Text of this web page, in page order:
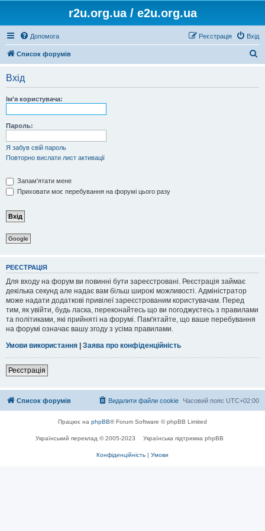
r2u.org.ua / e2u.org.ua
Допомога Вхід
Реєстрація
Список форумів
Вхід
Ім'я користувача:
Пароль:
Я забув свій пароль
Повторно вислати лист активації
Запам'ятати мене
Приховати моє перебування на форумі цього разу
Google
РЕЄСТРАЦІЯ
Для входу на форум ви повинні бути зареєстровані. Реєстрація займає
декілька секунд але надає вам більш широкі можливості. Адміністратор
може надати додаткові привілеї зареєстрованим користувачам. Перед
тим, як увійти, будь ласка, переконайтесь що ви погоджуєтесь з правилами
та політиками, які прийняті на форумі. Пам'ятайте, що ваше перебування
на форумі означає вашу згоду з усіма правилами.
Умови використання | Заява про конфіденційність
Реєстрація
Список форумів Часовий пояс UTC+02:00
Видалити файли cookie
Працює на phpBB® Forum Software © phpBB Limited
Український переклад © 2005-2023 Українська підтримка phpBB
Конфіденційність | Умови